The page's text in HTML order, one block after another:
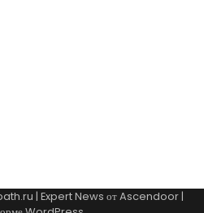
| Expert News отAscendoor|